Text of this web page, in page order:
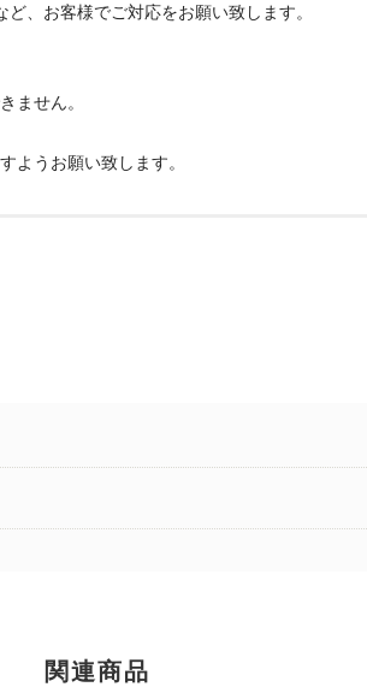
、お客様でご対応をお願い致します。
ません。
ようお願い致します。
関連商品